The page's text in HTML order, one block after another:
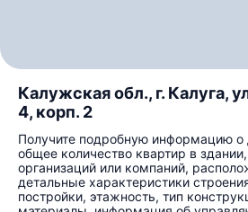
Калужская обл., г. Калуга,
4, корп. 2
Получите подробную информацию
общее количество квартир в
организаций или компаний,
детальные характеристики
постройки, этажность, тип